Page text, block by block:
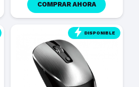
COMPRAR AHORA
DISPONIBLE